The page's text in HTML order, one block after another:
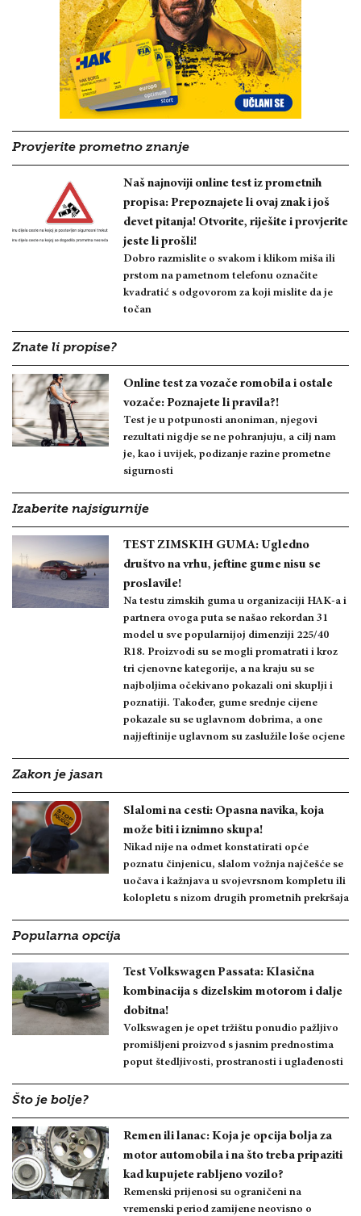
Provjerite prometno znanje
Naš najnoviji online test iz prometnih
propisa: Prepoznajete li ovaj znak i još
devet pitanja! Otvorite, riješite i provjerite
jeste li prošli!
Dobro razmislite o svakom i klikom miša ili
prstom na pametnom telefonu označite
kvadratić s odgovorom za koji mislite da je
točan
Znate li propise?
Online test za vozače romobila i ostale
vozače: Poznajete li pravila?!
Test je u potpunosti anoniman, njegovi
rezultati nigdje se ne pohranjuju, a cilj nam
je, kao i uvijek, podizanje razine prometne
sigurnosti
Izaberite najsigurnije
TEST ZIMSKIH GUMA: Ugledno
društvo na vrhu, jeftine gume nisu se
proslavile!
Na testu zimskih guma u organizaciji HAK-a i
partnera ovoga puta se našao rekordan 31
model u sve popularnijoj dimenziji 225/40
R18. Proizvodi su se mogli promatrati i kroz
tri cjenovne kategorije, a na kraju su se
najboljima očekivano pokazali oni skuplji i
poznatiji. Također, gume srednje cijene
pokazale su se uglavnom dobrima, a one
najjeftinije uglavnom su zaslužile loše ocjene
Zakon je jasan
Slalomi na cesti: Opasna navika, koja
može biti i iznimno skupa!
Nikad nije na odmet konstatirati opće
poznatu činjenicu, slalom vožnja najčešće se
uočava i kažnjava u svojevrsnom kompletu ili
kolopletu s nizom drugih prometnih prekršaja
Popularna opcija
Test Volkswagen Passata: Klasična
kombinacija s dizelskim motorom i dalje
dobitna!
Volkswagen je opet tržištu ponudio pažljivo
promišljeni proizvod s jasnim prednostima
poput štedljivosti, prostranosti i uglađenosti
Što je bolje?
Remen ili lanac: Koja je opcija bolja za
motor automobila i na što treba pripaziti
kad kupujete rabljeno vozilo?
Remenski prijenosi su ograničeni na
vremenski period zamijene neovisno o